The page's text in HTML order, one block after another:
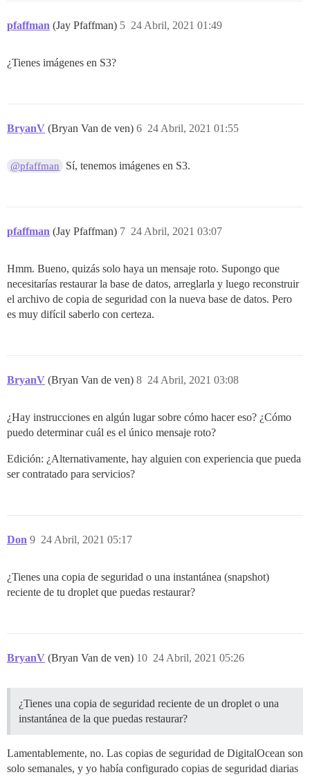
pfaffman (Jay Pfaffman) 24 Abril, 2021 01:49
5
¿Tienes imágenes en S3?
BryanV (Bryan Van de ven) 24 Abril, 2021 01:55
6
@pfaffman Sí, tenemos imágenes en S3.
pfaffman (Jay Pfaffman) 24 Abril, 2021 03:07
7
Hmm. Bueno, quizás solo haya un mensaje roto. Supongo que
necesitarías restaurar la base de datos, arreglarla y luego reconstruir
el archivo de copia de seguridad con la nueva base de datos. Pero
es muy difícil saberlo con certeza.
BryanV (Bryan Van de ven) 24 Abril, 2021 03:08
8
¿Hay instrucciones en algún lugar sobre cómo hacer eso? ¿Cómo
puedo determinar cuál es el único mensaje roto?
Edición: ¿Alternativamente, hay alguien con experiencia que pueda
ser contratado para servicios?
Don 24 Abril, 2021 05:17
9
¿Tienes una copia de seguridad o una instantánea (snapshot)
reciente de tu droplet que puedas restaurar?
BryanV (Bryan Van de ven) 24 Abril, 2021 05:26
10
¿Tienes una copia de seguridad reciente de un droplet o una
instantánea de la que puedas restaurar?
Lamentablemente, no. Las copias de seguridad de DigitalOcean son
solo semanales, y yo había configurado copias de seguridad diarias